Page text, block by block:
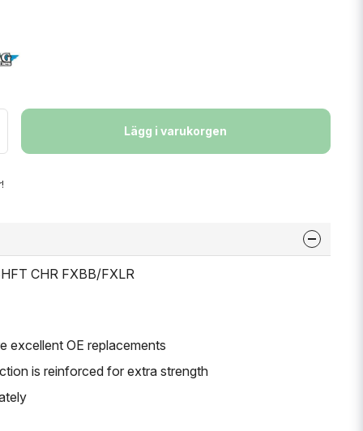
Lägg i varukorgen
CHR FXBB/FXLR
excellent OE replacements
is reinforced for extra strength